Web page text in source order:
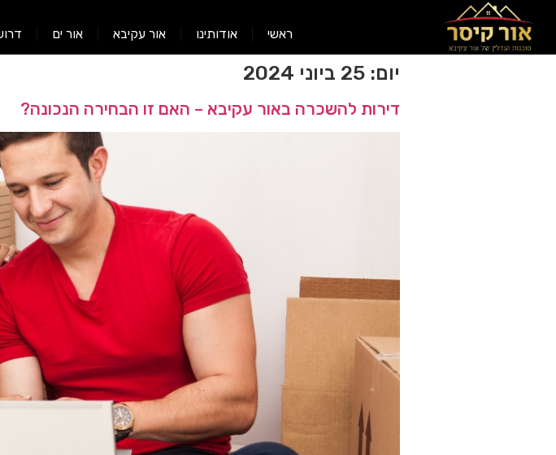
ראשי אודותינו אור עקיבא אור ים
יום: 25 ביוני 2024
דירות להשכרה באור עקיבא – האם זו הבחירה הנכונה?